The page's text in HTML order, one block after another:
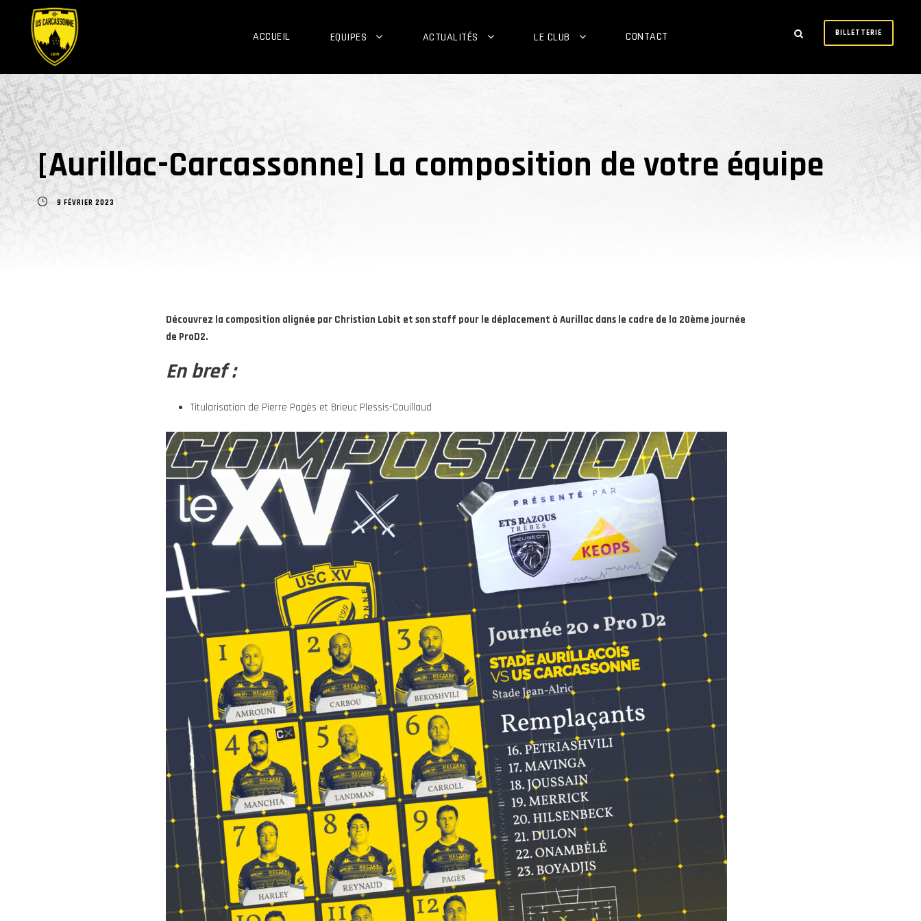
ACCUEIL EQUIPES ACTUALITÉS LE CLUB CONTACT BILLETTERIE
[Aurillac-Carcassonne] La composition de votre équipe
9 FÉVRIER 2023
Découvrez la composition alignée par Christian Labit et son staff pour le déplacement à Aurillac dans le cadre de la 20ème journée
de ProD2.
En bref :
Titularisation de Pierre Pagès et Brieuc Plessis-Couillaud